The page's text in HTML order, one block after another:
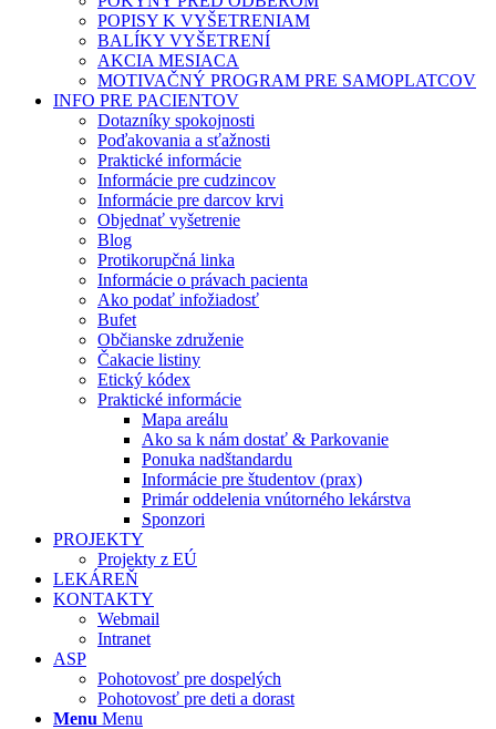
POPISY K VYŠETRENIAM
BALÍKY VYŠETRENÍ
AKCIA MESIACA
MOTIVAČNÝ PROGRAM PRE SAMOPLATCOV
INFO PRE PACIENTOV
Dotazníky spokojnosti
Poďakovania a sťažnosti
Praktické informácie
Informácie pre cudzincov
Informácie pre darcov krvi
Objednať vyšetrenie
Blog
Protikorupčná linka
Informácie o právach pacienta
Ako podať infožiadosť
Bufet
Občianske združenie
Čakacie listiny
Etický kódex
Praktické informácie
Mapa areálu
Ako sa k nám dostať & Parkovanie
Ponuka nadštandardu
Informácie pre študentov (prax)
Primár oddelenia vnútorného lekárstva
Sponzori
PROJEKTY
Projekty z EÚ
LEKÁREŇ
KONTAKTY
Webmail
Intranet
ASP
Pohotovosť pre dospelých
Pohotovosť pre deti a dorast
Menu Menu